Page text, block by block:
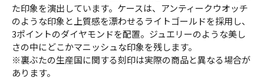
た印象を演出しています。ケースは、アンティークウオッチ
のような印象と上質感を漂わせるライトゴールドを採用し、
3ポイントのダイヤモンドを配置。ジュエリーのような美し
さの中にどこかマニッシュな印象を残します。
※裏ぶたの生産国に関する刻印は実際の商品と異なる場合が
あります。